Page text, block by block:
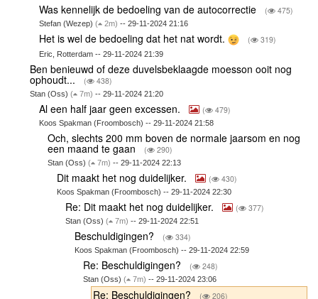
Was kennelijk de bedoeling van de autocorrectie ( 475)
Stefan (Wezep) ( 2m) -- 29-11-2024 21:16
Het is wel de bedoeling dat het nat wordt. ( 319)
Eric, Rotterdam -- 29-11-2024 21:39
Ben benieuwd of deze duvelsbeklaagde moesson ooit nog
ophoudt... ( 438)
Stan (Oss)( 7m) -- 29-11-2024 21:20
Al een half jaar geen excessen. ( 479)
Koos Spakman (Froombosch) -- 29-11-2024 21:58
Och, slechts 200 mm boven de normale jaarsom en nog
een maand te gaan ( 290)
Stan (Oss)( 7m) -- 29-11-2024 22:13
Dit maakt het nog duidelijker. ( 430)
Koos Spakman (Froombosch) -- 29-11-2024 22:30
Re: Dit maakt het nog duidelijker. ( 377)
Stan (Oss)( 7m) -- 29-11-2024 22:51
Beschuldigingen? ( 334)
Koos Spakman (Froombosch) -- 29-11-2024 22:59
Re: Beschuldigingen? ( 248)
Stan (Oss)( 7m) -- 29-11-2024 23:06
Re: Beschuldigingen? ( 206)